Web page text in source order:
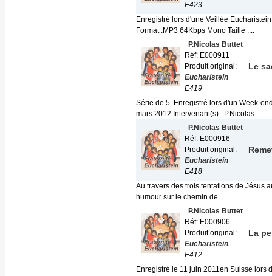
E423
Enregistré lors d'une Veillée
Format :MP3 64Kbps Mono Taille :...
P.Nicolas Buttet
Réf: E000911
Produit original:
Eucharistein
E419
Le
Série de 5. Enregistré lors d'un Week-
mars 2012 Intervenant(s) : P.Nicolas...
P.Nicolas Buttet
Réf: E000916
Produit original:
Eucharistein
E418
Au travers des trois tentations de Jésus
humour sur le chemin de...
P.Nicolas Buttet
Réf: E000906
Produit original:
Eucharistein
E412
La
Enregistré le 11 juin 2011en Suisse lors